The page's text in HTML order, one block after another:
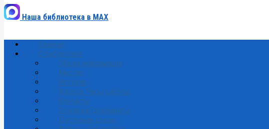
Наша библиотека в MAX
Главная
О библиотеке
Общая информация
Миссия
История
Адреса. Часы работы
Контакты
Основные документы
Доступная среда